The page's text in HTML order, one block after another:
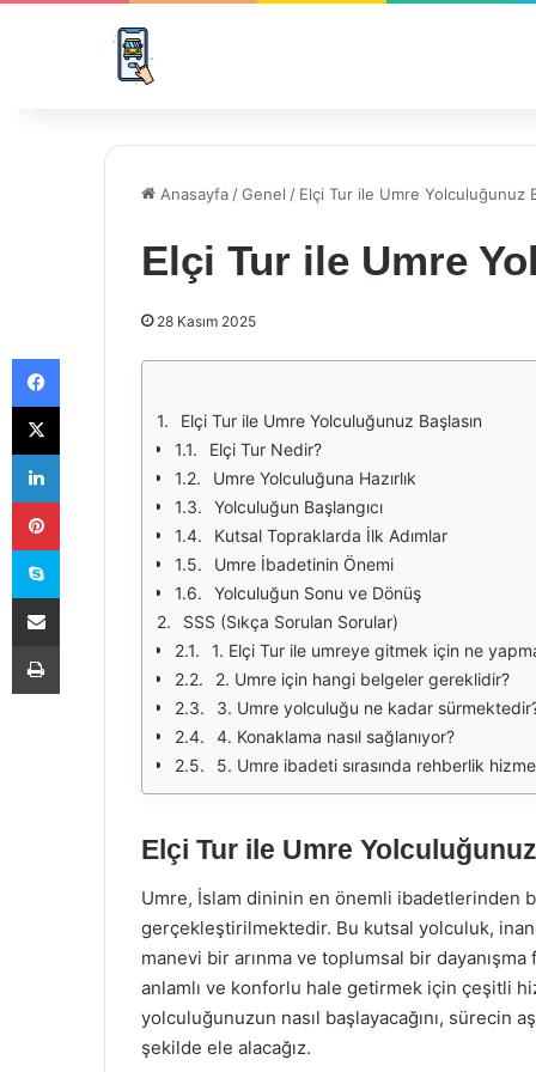
Anasayfa /Genel / Elçi Tur ile Umre Yolculuğunuz
Elçi Tur ile Umre
28 Kasım 2025
Elçi Tur ile Umre Yolculuğunuz Başlasın
Elçi Tur Nedir?
Umre Yolculuğuna Hazırlık
Yolculuğun Başlangıcı
Kutsal Topraklarda İlk Adımlar
Umre İbadetinin Önemi
Yolculuğun Sonu ve Dönüş
SSS (Sıkça Sorulan Sorular)
1. Elçi Tur ile umreye gitmek için ne
2. Umre için hangi belgeler gereklidir?
3. Umre yolculuğu ne kadar
4. Konaklama nasıl sağlanıyor?
5. Umre ibadeti sırasında rehberlik
Elçi Tur ile Umre
Umre, İslam dininin en önemli ibadetlerinden
gerçekleştirilmektedir. Bu kutsal yolculuk,
manevi bir arınma ve toplumsal bir
anlamlı ve konforlu hale getirmek için çeşitli
yolculuğunuzun nasıl başlayacağını, sürecin
şekilde ele alacağız.
Facebook
X
LinkedIn
Pinterest
Skype
E-Posta ile paylaş